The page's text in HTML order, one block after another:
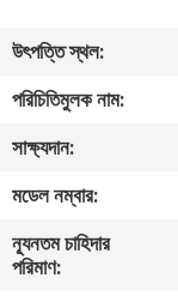
ভিডিও
সম্পর্কে
কারখানা
উৎপত্তি স্থল:
পরিচিতিমুলক নাম:
সাক্ষ্যদান:
মডেল নম্বার:
ন্যূনতম চাহিদার
পরিমাণ: